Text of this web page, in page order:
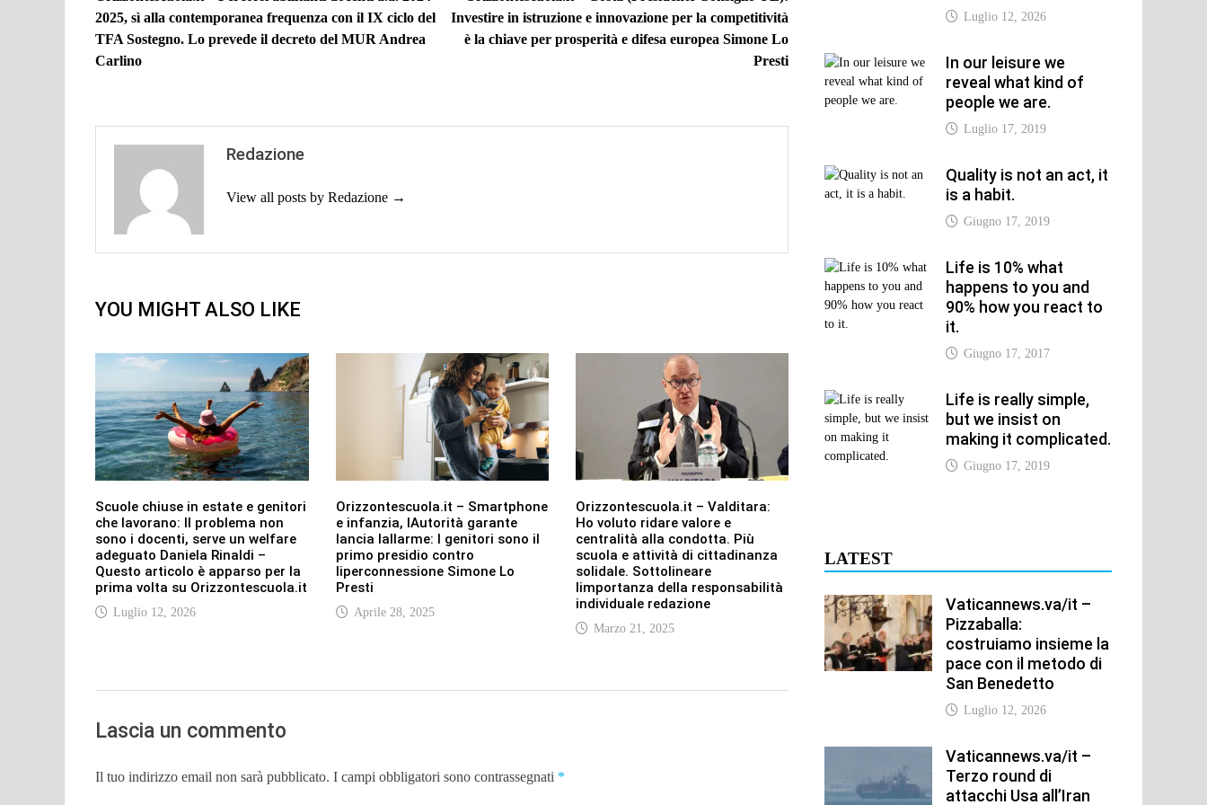
articoli
2025, sì alla contemporanea frequenza con il IX ciclo del
TFA Sostegno. Lo prevede il decreto del MUR Andrea
Carlino
Investire in istruzione e innovazione per la competitività
è la chiave per prosperità e difesa europea Simone Lo
Presti
Redazione
View all posts by Redazione →
YOU MIGHT ALSO LIKE
Scuole chiuse in estate e genitori
che lavorano: Il problema non
sono i docenti, serve un welfare
adeguato Daniela Rinaldi –
Questo articolo è apparso per la
prima volta su Orizzontescuola.it
Luglio 12, 2026
Orizzontescuola.it – Smartphone
e infanzia, lAutorità garante
lancia lallarme: I genitori sono il
primo presidio contro
liperconnessione Simone Lo
Presti
Aprile 28, 2025
Orizzontescuola.it – Valditara:
Ho voluto ridare valore e
centralità alla condotta. Più
scuola e attività di cittadinanza
solidale. Sottolineare
limportanza della responsabilità
individuale redazione
Marzo 21, 2025
Lascia un commento
Il tuo indirizzo email non sarà pubblicato. I campi obbligatori sono contrassegnati *
Luglio 12, 2026
In our leisure we
reveal what kind of
people we are.
Luglio 17, 2019
Quality is not an act, it
is a habit.
Giugno 17, 2019
Life is 10% what
happens to you and
90% how you react to
it.
Giugno 17, 2017
Life is really simple,
but we insist on
making it complicated.
Giugno 17, 2019
LATEST
Vaticannews.va/it –
Pizzaballa:
costruiamo insieme la
pace con il metodo di
San Benedetto
Luglio 12, 2026
Vaticannews.va/it –
Terzo round di
attacchi Usa all’Iran